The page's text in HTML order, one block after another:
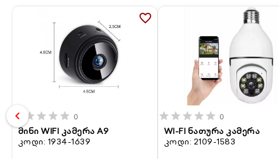
chevron_left
star star star star star 0
მინი WIFI კამერა A9
კოდი: 1934-1639
favorite_border
star star star star star 0
WI-FI ნათურა კამერა
კოდი: 2109-1583